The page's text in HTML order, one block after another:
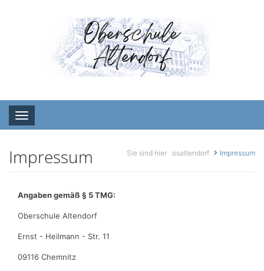
Toggle navigation
Impressum Sie sind hier osaltendorf Impressum
Angaben gemäß § 5 TMG:
Oberschule Altendorf
Ernst - Heilmann - Str. 11
09116 Chemnitz